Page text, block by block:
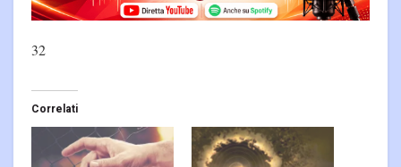
32
Correlati